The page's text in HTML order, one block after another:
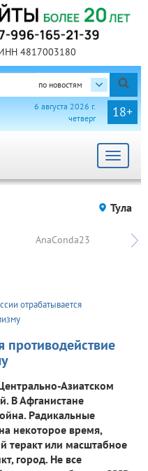
4817003180
по новостям
18+
6 августа 2026 г.
четверг
Toggle
Тула
AnaConda23
отрабатывается
противодействие
Азиатском
В Афганистане
Радикальные
некоторое время,
теракт или масштабное
город. Не все